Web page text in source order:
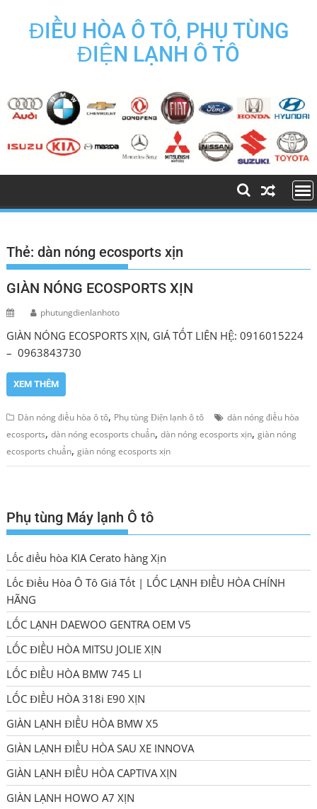
contentĐIỀU HÒA Ô TÔ, PHỤ TÙNG
ĐIỆN LẠNH Ô TÔ
Thẻ:dàn nóng ecosports xịn
GIÀN NÓNG ECOSPORTS XỊN
phutungdienlanhoto
GIÀN NÓNG ECOSPORTS XỊN, GIÁ TỐT LIÊN HỆ: 0916015224
– 0963843730
XEM THÊM
Dàn nóng điều hòa ô tô, Phụ tùng Điện lạnh ô tô
dàn nóng điều hòa
ecosports,dàn nóng ecosports chuẩn,dàn nóng ecosports xịn,giàn nóng
ecosports chuẩn,giàn nóng ecosports xịn
Phụ tùng Máy lạnh Ô tô
Lốc điều hòa KIA Cerato hàng Xịn
Lốc Điều Hòa Ô Tô Giá Tốt | LỐC LẠNH ĐIỀU HÒA CHÍNH
HÃNG
LỐC LẠNH DAEWOO GENTRA OEM V5
LỐC ĐIỀU HÒA MITSU JOLIE XỊN
LỐC ĐIỀU HÒA BMW 745 LI
LỐC ĐIỀU HÒA 318i E90 XỊN
GIÀN LẠNH ĐIỀU HÒA BMW X5
GIÀN LẠNH ĐIỀU HÒA SAU XE INNOVA
GIÀN LẠNH ĐIỀU HÒA CAPTIVA XỊN
GIÀN LẠNH HOWO A7 XỊN